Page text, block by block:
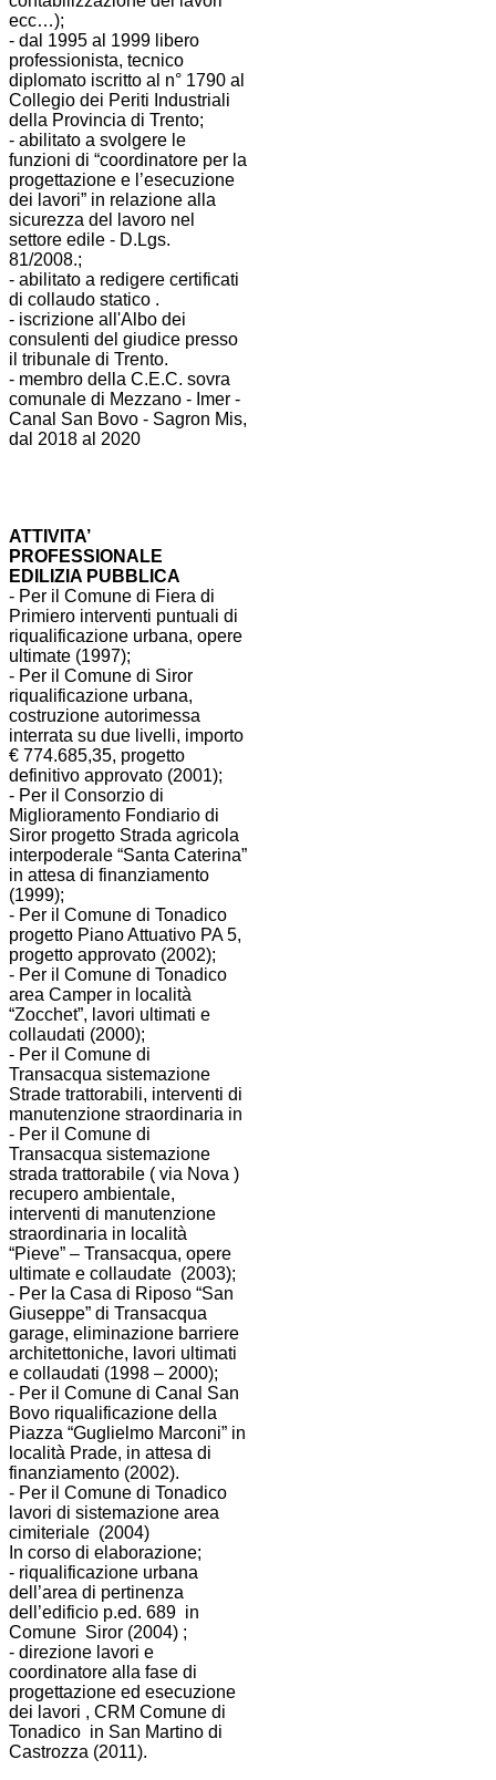
ecc…);
- dal 1995 al 1999 libero
professionista, tecnico
diplomato iscritto al n° 1790 al
Collegio dei Periti Industriali
della Provincia di Trento;
- abilitato a svolgere le
funzioni di “coordinatore per la
progettazione e l’esecuzione
dei lavori” in relazione alla
sicurezza del lavoro nel
settore edile - D.Lgs.
81/2008.;
- abilitato a redigere certificati
di collaudo statico .
- iscrizione all'Albo dei
consulenti del giudice presso
il tribunale di Trento.
- membro della C.E.C. sovra
comunale di Mezzano - Imer -
Canal San Bovo - Sagron Mis,
dal 2018 al 2020
ATTIVITA’
PROFESSIONALE
EDILIZIA PUBBLICA
- Per il Comune di Fiera di
Primiero interventi puntuali di
riqualificazione urbana, opere
ultimate (1997);
- Per il Comune di Siror
riqualificazione urbana,
costruzione autorimessa
interrata su due livelli, importo
€ 774.685,35, progetto
definitivo approvato (2001);
- Per il Consorzio di
Miglioramento Fondiario di
Siror progetto Strada agricola
interpoderale “Santa Caterina”
in attesa di finanziamento
(1999);
- Per il Comune di Tonadico
progetto Piano Attuativo PA 5,
progetto approvato (2002);
- Per il Comune di Tonadico
area Camper in località
“Zocchet”, lavori ultimati e
collaudati (2000);
- Per il Comune di
Transacqua sistemazione
Strade trattorabili, interventi di
manutenzione straordinaria in
- Per il Comune di
Transacqua sistemazione
strada trattorabile ( via Nova )
recupero ambientale,
interventi di manutenzione
straordinaria in località
“Pieve” – Transacqua, opere
ultimate e collaudate (2003);
- Per la Casa di Riposo “San
Giuseppe” di Transacqua
garage, eliminazione barriere
architettoniche, lavori ultimati
e collaudati (1998 – 2000);
- Per il Comune di Canal San
Bovo riqualificazione della
Piazza “Guglielmo Marconi” in
località Prade, in attesa di
finanziamento (2002).
- Per il Comune di Tonadico
lavori di sistemazione area
cimiteriale (2004)
In corso di elaborazione;
- riqualificazione urbana
dell’area di pertinenza
dell’edificio p.ed. 689 in
Comune Siror (2004) ;
- direzione lavori e
coordinatore alla fase di
progettazione ed esecuzione
dei lavori , CRM Comune di
Tonadico in San Martino di
Castrozza (2011).